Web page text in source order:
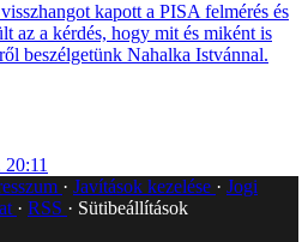
kapott a PISA felmérés és
az a kérdés, hogy mit és miként is
beszélgetünk Nahalka Istvánnal.
Javítások kezelése
Jogi
RSS
Sütibeállítások